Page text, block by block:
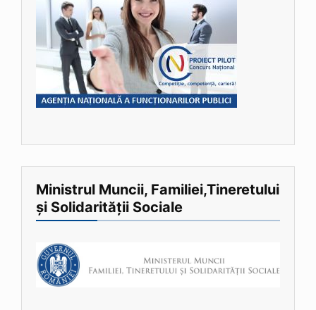
Ministrul Muncii, Familiei,Tineretului
și Solidarității Sociale